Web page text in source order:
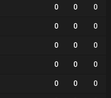
0 0 0
0 0 0
0 0 0
0 0 0
0 0 0